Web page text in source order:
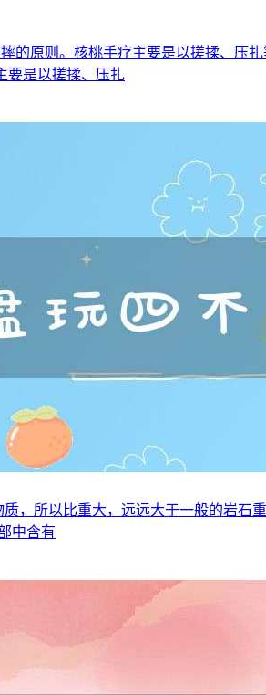
的原则。核桃手疗主要是以搓揉、压
要是以搓揉、压扎
，所以比重大，远远大于一般的岩
中含有